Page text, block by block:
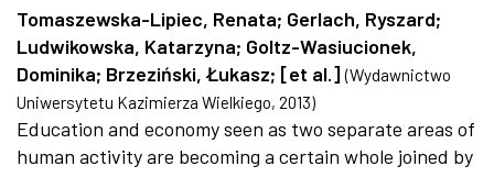
Tomaszewska-Lipiec, Renata; Gerlach, Ryszard;
Ludwikowska, Katarzyna; Goltz-Wasiucionek,
Dominika; Brzeziński, Łukasz; [et al.] (Wydawnictwo
Uniwersytetu Kazimierza Wielkiego, 2013)
Education and economy seen as two separate areas of
human activity are becoming a certain whole joined by